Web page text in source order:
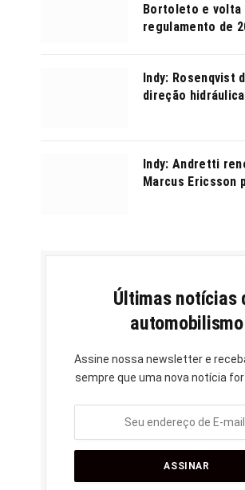
Bortoleto e volta
regulamento de
Indy: Rosenqvist
direção
Indy: Andretti
Marcus Ericsson
Últimas notícias
automobilismo
Assine nossa newsletter e
sempre que uma nova notícia for